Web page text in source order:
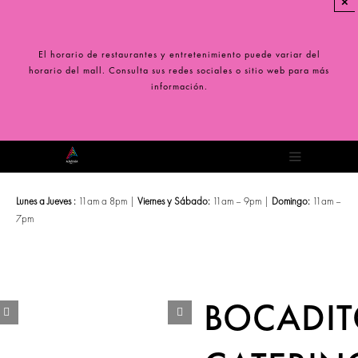
contenidoEl horario de restaurantes y entretenimiento puede variar del
horario del mall. Consulta sus redes sociales o sitio web para más
información.
Toggle
Lunes a Jueves :11am a 8pm | Viernes y Sábado:11am – 9pm | Domingo:11am –
7pm